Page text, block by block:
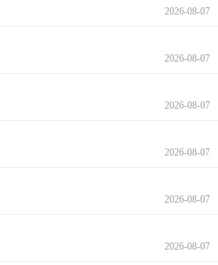
2026-08-07
2026-08-07
2026-08-07
2026-08-07
2026-08-07
2026-08-07